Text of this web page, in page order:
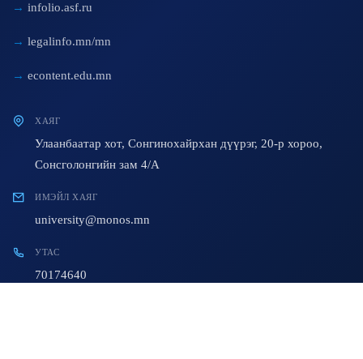
infolio.asf.ru
legalinfo.mn/mn
econtent.edu.mn
ХАЯГ
Улаанбаатар хот, Сонгинохайрхан дүүрэг, 20-р хороо,
Сонсголонгийн зам 4/A
ИМЭЙЛ ХАЯГ
university@monos.mn
УТАС
70174640